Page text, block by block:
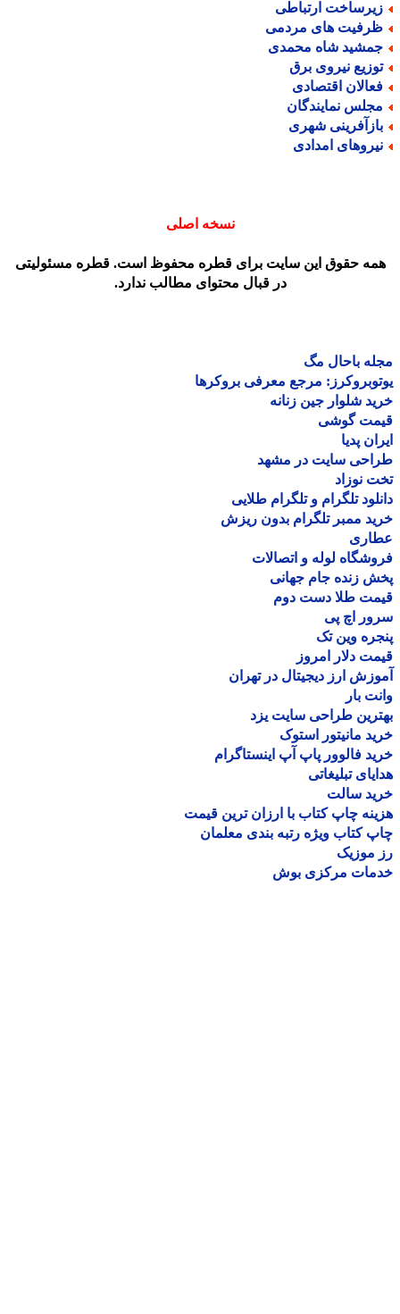
ارتباطی
های مردمی
شاه محمدی
نیروی برق
اقتصادی
نمایندگان
شهری
امدادی
نسخه اصلی
حقوق این سایت برای قطره محفوظ است. قطره مسئولیتی
در قبال محتوای مطالب ندارد.
باحال مگ
مرجع معرفی بروکرها
شلوار جین زنانه
گوشی
پدیا
سایت در مشهد
نوزاد
تلگرام و تلگرام طلایی
ممبر تلگرام بدون ریزش
لوله و اتصالات
زنده جام جهانی
طلا دست دوم
اچ پی
وین تک
دلار امروز
ارز دیجیتال در تهران
بار
طراحی سایت یزد
مانیتور استوک
فالوور پاپ آپ اینستاگرام
تبلیغاتی
سالت
چاپ کتاب با ارزان ترین قیمت
کتاب ویژه رتبه بندی معلمان
موزیک
مرکزی بوش